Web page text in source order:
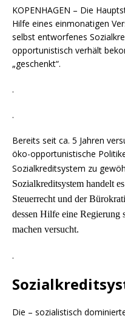
KOPENHAGEN – Die
Hilfe eines einmonatigen
selbst entworfenes
opportunistisch verhält
„geschenkt“.
.
.
Bereits seit ca. 5 Jahren
öko-opportunistische
Sozialkreditsystem zu
Sozialkreditsystem handelt
Steuerrecht und der
dessen Hilfe eine
machen versucht.
.
Die – sozialistisch